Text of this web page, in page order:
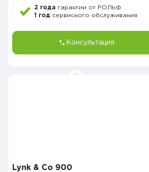
2 года гарантии от РОЛЬФ
1 год сервисного обслуживания
Консультация
Lynk & Co 900